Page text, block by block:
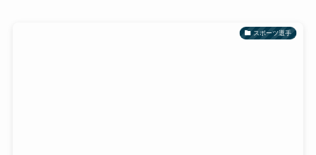
スポーツ選手